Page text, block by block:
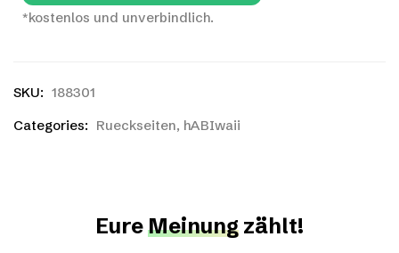
*kostenlos und unverbindlich.
SKU: 188301
Categories: Rueckseiten, hABIwaii
EureMeinung zählt!